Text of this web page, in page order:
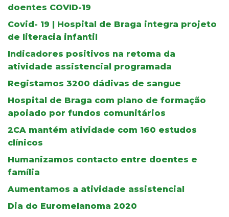
doentes COVID-19
Covid- 19 | Hospital de Braga integra projeto
de literacia infantil
Indicadores positivos na retoma da
atividade assistencial programada
Registamos 3200 dádivas de sangue
Hospital de Braga com plano de formação
apoiado por fundos comunitários
2CA mantém atividade com 160 estudos
clínicos
Humanizamos contacto entre doentes e
família
Aumentamos a atividade assistencial
Dia do Euromelanoma 2020